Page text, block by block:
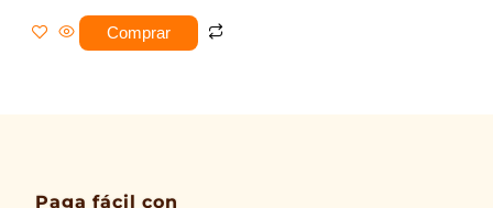
Comprar
Paga fácil con